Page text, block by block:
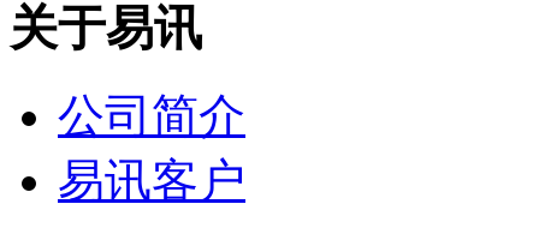
关于易讯
公司简介
易讯客户